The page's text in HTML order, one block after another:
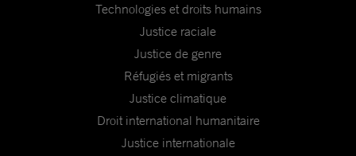
Technologies et droits humains
Justice raciale
Justice de genre
Réfugiés et migrants
Justice climatique
Droit international humanitaire
Justice internationale